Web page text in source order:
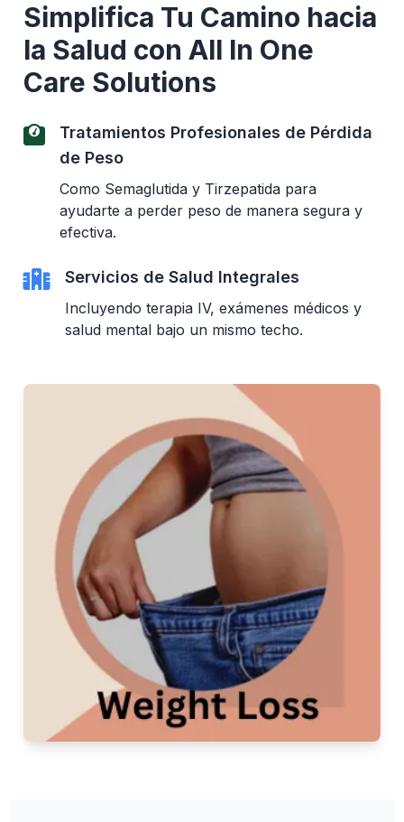
Simplifica Tu Camino hacia
la Salud con All In One
Care Solutions
Tratamientos Profesionales de Pérdida
de Peso
Como Semaglutida y Tirzepatida para
ayudarte a perder peso de manera segura y
efectiva.
Servicios de Salud Integrales
Incluyendo terapia IV, exámenes médicos y
salud mental bajo un mismo techo.